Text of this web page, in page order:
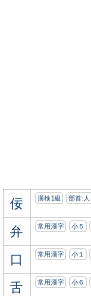
佞 漢検1級 部首:⼈
弁 常用漢字 小５
口 常用漢字 小１
舌 常用漢字 小６